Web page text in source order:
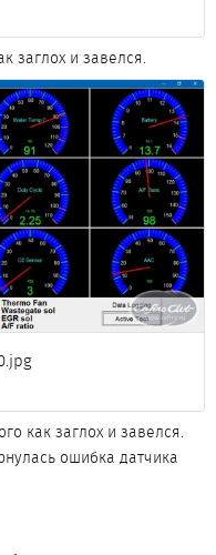
заглох и завелся.
как заглох и завелся.
ошибка датчика